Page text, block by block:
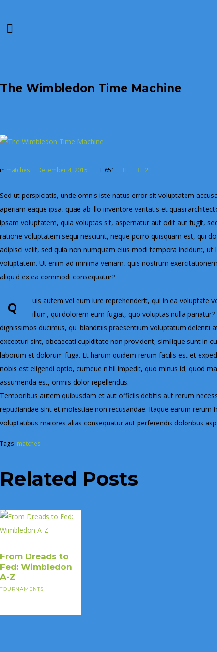
The Wimbledon Time Machine
in matches December 4, 2015 651 2
Sed ut perspiciatis, unde omnis iste natus error sit voluptatem
aperiam eaque ipsa, quae ab illo inventore veritatis et quasi
ipsam voluptatem, quia voluptas sit, aspernatur aut odit aut fugit,
ratione voluptatem sequi nesciunt, neque porro quisquam est, qui
adipisci velit, sed quia non numquam eius modi tempora incidunt,
voluptatem. Ut enim ad minima veniam, quis nostrum
aliquid ex ea commodi consequatur?
Q
uis autem vel eum iure reprehenderit, qui in ea voluptate
illum, qui dolorem eum fugiat, quo voluptas nulla
dignissimos ducimus, qui blanditiis praesentium voluptatum deleniti
excepturi sint, obcaecati cupiditate non provident, similique sunt in
laborum et dolorum fuga. Et harum quidem rerum facilis est et
nobis est eligendi optio, cumque nihil impedit, quo minus id, quod
assumenda est, omnis dolor repellendus.
Temporibus autem quibusdam et aut officiis debitis aut rerum
repudiandae sint et molestiae non recusandae. Itaque earum rerum
voluptatibus maiores alias consequatur aut perferendis doloribus
Tags: matches
Related Posts
From Dreads to
Fed: Wimbledon
A-Z
TOURNAMENTS